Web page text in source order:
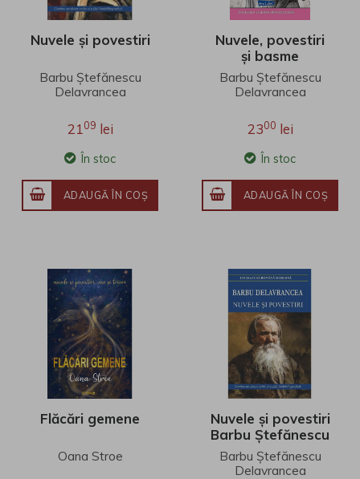
Nuvele și povestiri
Barbu Ștefănescu
Delavrancea
2109 lei
În stoc
ADAUGĂ ÎN COŞ
Nuvele, povestiri
și basme
Barbu Ștefănescu
Delavrancea
2300 lei
În stoc
ADAUGĂ ÎN COŞ
Flăcări gemene
Oana Stroe
Nuvele și povestiri
Barbu Ștefănescu
Delavrancea
Barbu Ștefănescu
Delavrancea